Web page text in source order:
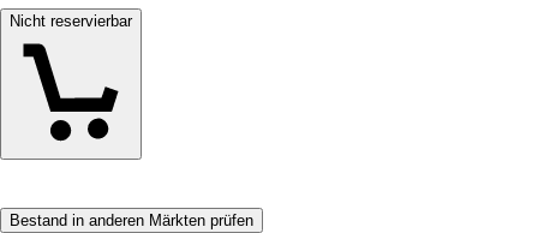
Nicht reservierbar
Bestand in anderen Märkten prüfen